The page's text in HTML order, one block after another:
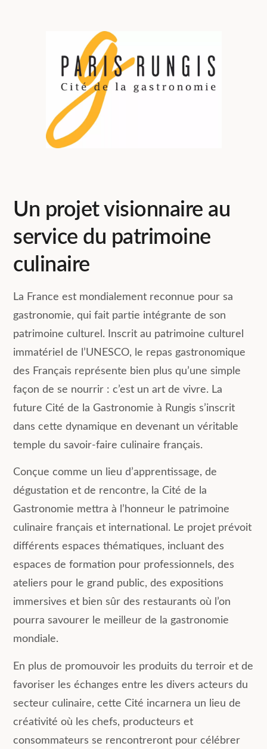
Un projet visionnaire au
service du patrimoine
culinaire
La France est mondialement reconnue pour sa
gastronomie, qui fait partie intégrante de son
patrimoine culturel. Inscrit au patrimoine culturel
immatériel de l’UNESCO, le repas gastronomique
des Français représente bien plus qu’une simple
façon de se nourrir : c’est un art de vivre. La
future Cité de la Gastronomie à Rungis s’inscrit
dans cette dynamique en devenant un véritable
temple du savoir-faire culinaire français.
Conçue comme un lieu d’apprentissage, de
dégustation et de rencontre, la Cité de la
Gastronomie mettra à l’honneur le patrimoine
culinaire français et international. Le projet prévoit
différents espaces thématiques, incluant des
espaces de formation pour professionnels, des
ateliers pour le grand public, des expositions
immersives et bien sûr des restaurants où l’on
pourra savourer le meilleur de la gastronomie
mondiale.
En plus de promouvoir les produits du terroir et de
favoriser les échanges entre les divers acteurs du
secteur culinaire, cette Cité incarnera un lieu de
créativité où les chefs, producteurs et
consommateurs se rencontreront pour célébrer